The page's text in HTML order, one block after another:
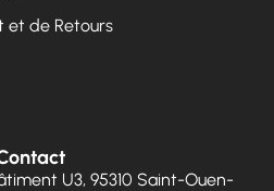
et de Retours
U3, 95310 Saint-Ouen-